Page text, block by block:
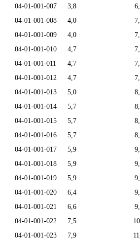
04-01-001-007
3,8
04-01-001-008
4,0
04-01-001-009
4,0
04-01-001-010
4,7
04-01-001-011
4,7
04-01-001-012
4,7
04-01-001-013
5,0
04-01-001-014
5,7
04-01-001-015
5,7
04-01-001-016
5,7
04-01-001-017
5,9
04-01-001-018
5,9
04-01-001-019
5,9
04-01-001-020
6,4
04-01-001-021
6,6
04-01-001-022
7,5
04-01-001-023
7,9